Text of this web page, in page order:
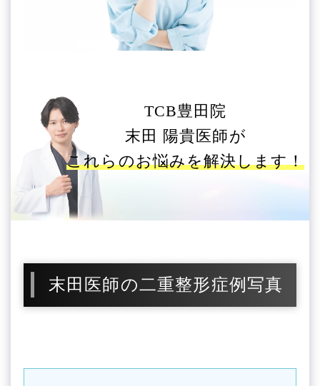
TCB豊田院
末田 陽貴医師が
これらのお悩みを解決します！
末田医師の二重整形症例写真